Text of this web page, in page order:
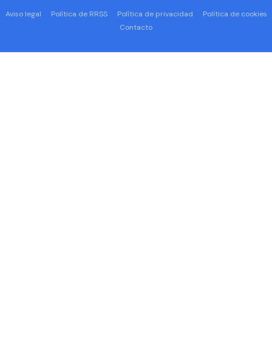
Aviso legal Política de RRSS Política de privacidad
Política de cookies
Contacto